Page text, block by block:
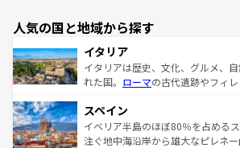
人気の国と地域から探す
イタリア
イタリアは歴史、文化、グルメ、
れた国。 ローマの古代遺跡やフィ
ろん、トスカーナの美しい田園風景
景など、自然景観も見逃せない。
ピザやパスタなど、絶品のイタリ
スペイン
イベリア半島のほぼ80％を占める
注ぐ地中海沿岸から雄大なピレネ